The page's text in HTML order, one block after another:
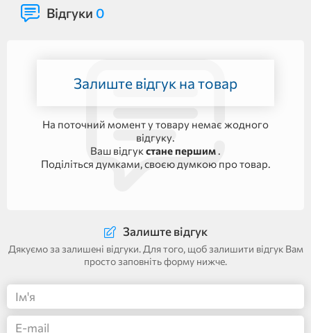
Відгуки 0
Залиште відгук на товар
На поточний момент у товару немає жодного
відгуку.
Ваш відгук стане першим .
Поділіться думками, своєю думкою про товар.
Залиште відгук
Дякуємо за залишені відгуки. Для того, щоб залишити відгук Вам
просто заповніть форму нижче.